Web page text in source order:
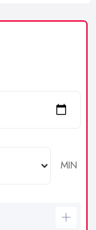
MIN